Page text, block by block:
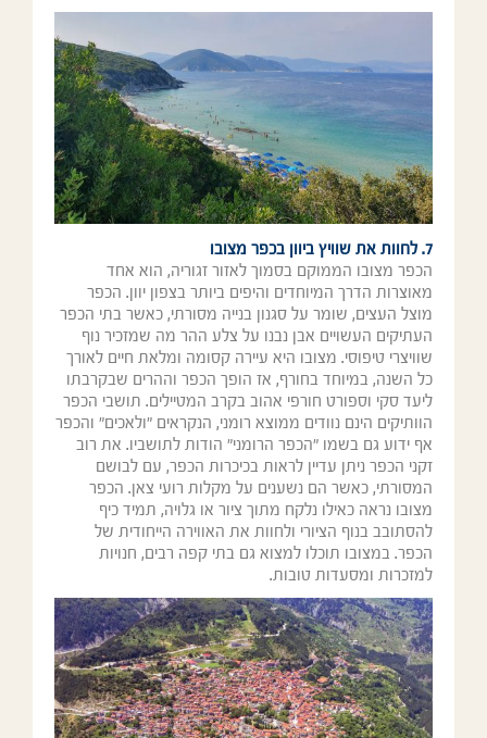
7. לחוות את שוויץ ביוון בכפר מצובו
הכפר מצובו הממוקם בסמוך לאזור זגוריה, הוא אחד
מאוצרות הדרך המיוחדים והיפים ביותר בצפון יוון. הכפר
מוצל העצים, שומר על סגנון בנייה מסורתי, כאשר בתי הכפר
העתיקים העשויים אבן נבנו על צלע ההר מה שמזכיר נוף
שוויצרי טיפוסי. מצובו היא עיירה קסומה ומלאת חיים לאורך
כל השנה, במיוחד בחורף, אז הופך הכפר וההרים שבקרבתו
ליעד סקי וספורט חורפי אהוב בקרב המטיילים. תושבי הכפר
הוותיקים הינם נוודים ממוצא רומני, הנקראים "ולאכים" והכפר
אף ידוע גם בשמו "הכפר הרומני" הודות לתושביו. את רוב
זקני הכפר ניתן עדיין לראות בכיכרות הכפר, עם לבושם
המסורתי, כאשר הם נשענים על מקלות רועי צאן. הכפר
מצובו נראה כאילו נלקח מתוך ציור או גלויה, תמיד כיף
להסתובב בנוף הציורי ולחוות את האווירה הייחודית של
הכפר. במצובו תוכלו למצוא גם בתי קפה רבים, חנויות
למזכרות ומסעדות טובות.